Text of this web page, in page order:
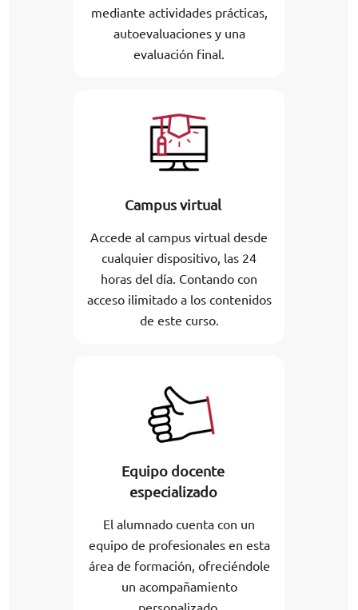
mediante actividades prácticas,
autoevaluaciones y una
evaluación final.
Campus virtual
Accede al campus virtual desde
cualquier dispositivo, las 24
horas del día. Contando con
acceso ilimitado a los contenidos
de este curso.
Equipo docente
especializado
El alumnado cuenta con un
equipo de profesionales en esta
área de formación, ofreciéndole
un acompañamiento